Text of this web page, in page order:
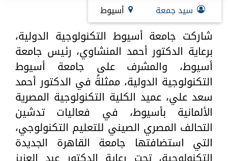
سيد جمعة أسيوط
شاركت جامعة أسيوط التكنولوجية الدولية،
برعاية الدكتور أحمد المنشاوي، رئيس جامعة
أسيوط، والمشرف على جامعة أسيوط
التكنولوجية الدولية، ممثلةً في الدكتور أحمد
سعد علي، عميد الكلية التكنولوجية المصرية
الألمانية بأسيوط، في فعاليات تدشين
التحالف المصري الصيني للتعليم التكنولوجي،
التي استضافتها جامعة القاهرة الجديدة